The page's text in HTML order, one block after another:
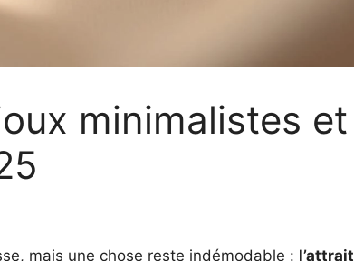
minimalistes et
mais une chose reste indémodable : l’attrait